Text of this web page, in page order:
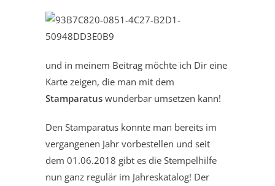
und in meinem Beitrag möchte ich Dir eine
Karte zeigen, die man mit dem
Stamparatus wunderbar umsetzen kann!
Den Stamparatus konnte man bereits im
vergangenen Jahr vorbestellen und seit
dem 01.06.2018 gibt es die Stempelhilfe
nun ganz regulär im Jahreskatalog! Der